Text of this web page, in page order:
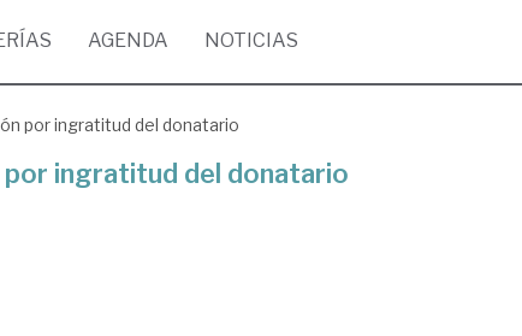
AGENDA NOTICIAS
por ingratitud del donatario
por ingratitud del donatario